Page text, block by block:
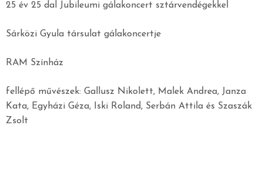
25 év 25 dal Jubileumi gálakoncert sztárvendégekkel
Sárközi Gyula társulat gálakoncertje
RAM Színház
fellépő művészek: Gallusz Nikolett, Malek Andrea, Janza
Kata, Egyházi Géza, Iski Roland, Serbán Attila és Szaszák
Zsolt